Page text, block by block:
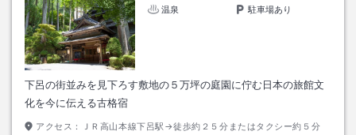
温泉
駐車場あり
下呂の街並みを見下ろす敷地の５万坪の庭園に佇む日本の旅館文
化を今に伝える古格宿
アクセス： ＪＲ高山本線下呂駅→徒歩約２５分またはタクシー約５分